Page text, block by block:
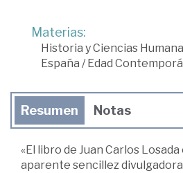
Materias:
Historia y Ciencias
España / Edad
Resumen Notas
«El libro de Juan Carlos Losada
aparente sencillez